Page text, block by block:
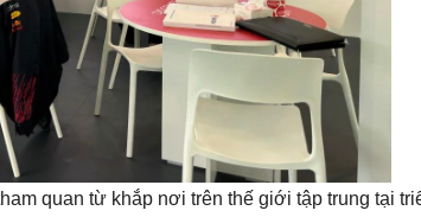
quan từ khắp nơi trên thế giới tập trung tại